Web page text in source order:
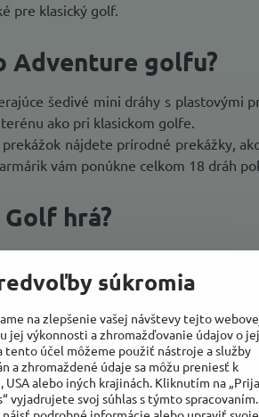
pre klasický golf.
Adventure golfu?
šedivé mini dráhy s plastovými
ako pri klasickom golfe.
nájdete prírodné prekážky,
vám ponúkne celkom 18 dráh
hrá?
si môžete prísť zahrať sami,
golfových hrách dopraviť loptičku z
Záleží len na vašej šikovnosti.
vám nikto nebude zakazovať vstup
žiadne špeciálne vybavenie. Postačí
súkromia
na zlepšenie vašej návštevy tejto
jej výkonnosti a zhromažďovanie údajov o jej
tento účel môžeme použiť nástroje a služby
a zhromaždené údaje sa môžu preniesť k
USA alebo iných krajinách. Kliknutím na
vyjadrujete svoj súhlas s týmto spracovaním.